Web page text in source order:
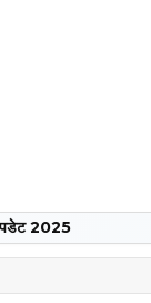
2025